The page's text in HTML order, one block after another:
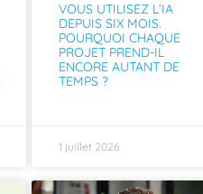
VOUS UTILISEZ L’IA
DEPUIS SIX MOIS.
POURQUOI CHAQUE
PROJET PREND-IL
ENCORE AUTANT DE
TEMPS ?
1 juillet 2026